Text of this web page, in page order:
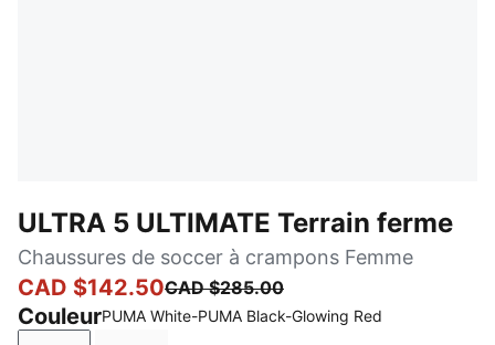
ULTRA 5 ULTIMATE Terrain ferme
Chaussures de soccer à crampons Femme
CAD $142.50CAD $285.00
CouleurPUMA White-PUMA Black-Glowing Red